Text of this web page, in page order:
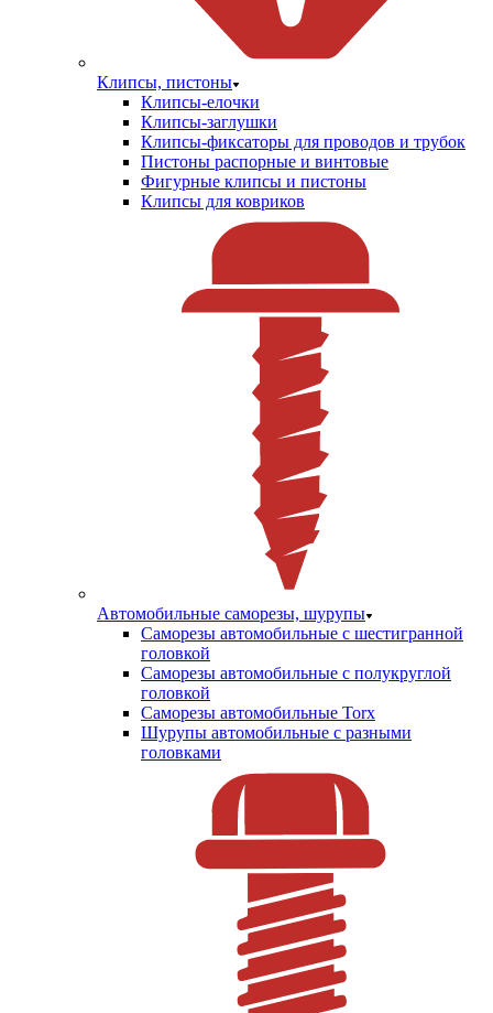
Клипсы, пистоны
Клипсы-елочки
Клипсы-заглушки
Клипсы-фиксаторы для проводов и трубок
Пистоны распорные и винтовые
Фигурные клипсы и пистоны
Клипсы для ковриков
Автомобильные саморезы, шурупы
Саморезы автомобильные с шестигранной
головкой
Саморезы автомобильные с полукруглой
головкой
Саморезы автомобильные Torx
Шурупы автомобильные с разными
головками